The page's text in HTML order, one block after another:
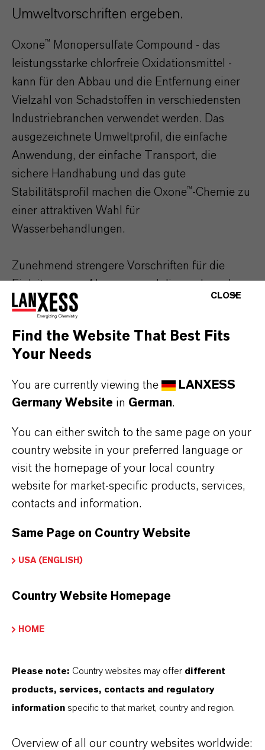
Umweltvorschriften ergeben.
Oxone™ Monopersulfate Compound - das
leistungsstarke chlorfreie Oxidationsmittel -
kann für den Abbau und die Entfernung einer
Vielzahl von Schadstoffen in verschiedensten
Industriebranchen verwendet werden. Das
ausgezeichnete Umweltprofil, die einfache
Anwendung, der einfache Transport, die
sichere Handhabung und das gute
Stabilitätsprofil machen die Oxone™-Chemie zu
einer attraktiven Wahl für
Wasserbehandlungen.
Zunehmend strengere Vorschriften für die
Einleitung von Abwasser und die wachsende
Wasserknappheit machen nachhaltige und
effektivere Wasseraufbereitungsverfahren
erforderlich. Die Verwendung von Oxone™
Monopersulfate Compound kann zu folgenden
Beseitigung von umweltschädlichen
Verbindungen
Verbesserte Prozesswasserqualität, die die
Wiederverwendung von Wasser ermöglicht
Einhaltung der örtlichen Vorschriften für die
Abwassereinleitung
Aufbereitung
Geringerer Bedarf an
Geruchsbekämpfung
CLOSE
Find the Website That Best Fits
Your Needs
You are currently viewing the
LANXESS
Germany Website in German.
You can either switch to the same page on your
country website in your preferred language or
visit the homepage of your local country
website for market-specific products, services,
contacts and information.
Same Page on Country Website
USA (ENGLISH)
Country Website Homepage
HOME
Please note: Country websites may offer different
products, services, contacts and regulatory
information specific to that market, country and region.
Overview of all our country websites worldwide: